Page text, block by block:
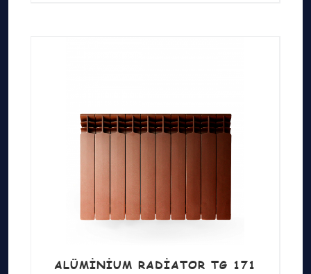
ALÜMINIUM RADIATOR TG 171